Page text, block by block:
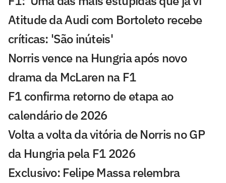
Atitude da Audi com Bortoleto recebe
críticas: 'São inúteis'
Norris vence na Hungria após novo
drama da McLaren na F1
F1 confirma retorno de etapa ao
calendário de 2026
Volta a volta da vitória de Norris no GP
da Hungria pela F1 2026
Exclusivo: Felipe Massa relembra